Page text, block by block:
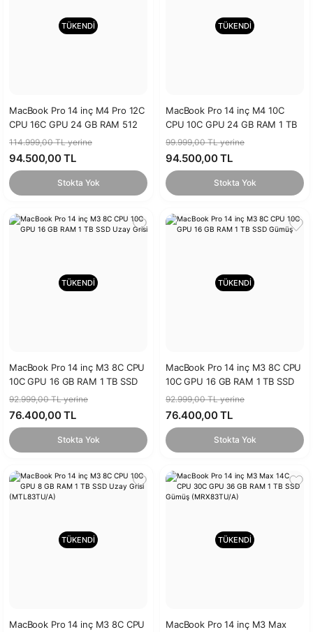
TÜKENDİ
MacBook Pro 14 inç M4 Pro 12C
CPU 16C GPU 24 GB RAM 512
GB SSD Uzay Siyahı
114.999,00 TL yerine
94.500,00 TL
Stokta Yok
TÜKENDİ
MacBook Pro 14 inç M4 10C
CPU 10C GPU 24 GB RAM 1 TB
SSD Uzay Siyahı
99.999,00 TL yerine
94.500,00 TL
Stokta Yok
TÜKENDİ
MacBook Pro 14 inç M3 8C CPU
10C GPU 16 GB RAM 1 TB SSD
Uzay Grisi
92.999,00 TL yerine
76.400,00 TL
Stokta Yok
TÜKENDİ
MacBook Pro 14 inç M3 8C CPU
10C GPU 16 GB RAM 1 TB SSD
Gümüş
92.999,00 TL yerine
76.400,00 TL
Stokta Yok
TÜKENDİ
MacBook Pro 14 inç M3 8C CPU
TÜKENDİ
MacBook Pro 14 inç M3 Max